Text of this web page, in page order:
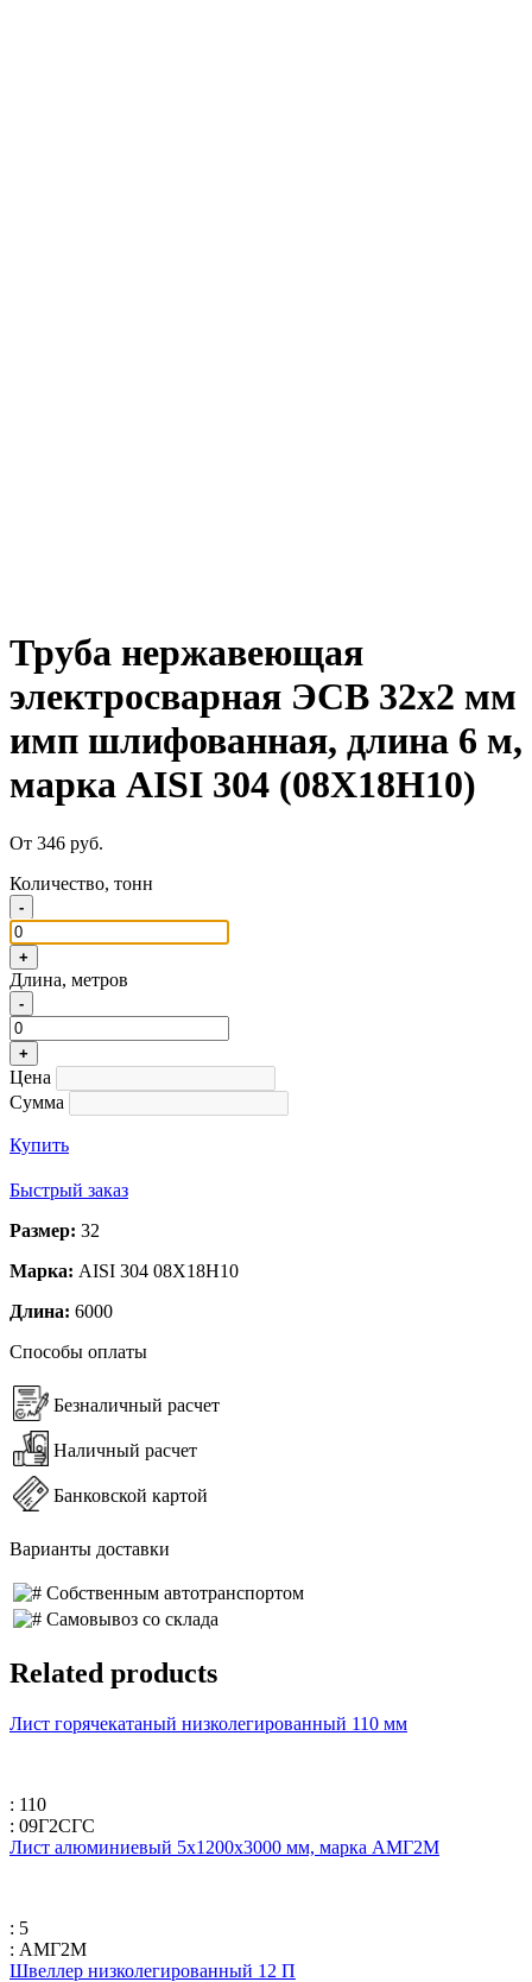
Труба нержавеющая
электросварная ЭСВ 32х2 мм
имп шлифованная, длина 6 м,
марка AISI 304 (08Х18Н10)
От 346 руб.
Количество, тонн
-
+
Длина, метров
-
+
Цена
Сумма
Купить
Быстрый заказ
Размер: 32
Марка: AISI 304 08Х18Н10
Длина: 6000
Способы оплаты
Безналичный расчет
Наличный расчет
Банковской картой
Варианты доставки
Собственным автотранспортом
Самовывоз со склада
Related products
Лист горячекатаный низколегированный 110 мм
: 110
: 09Г2СГС
Лист алюминиевый 5х1200х3000 мм, марка АМГ2М
: 5
: АМГ2М
Швеллер низколегированный 12 П